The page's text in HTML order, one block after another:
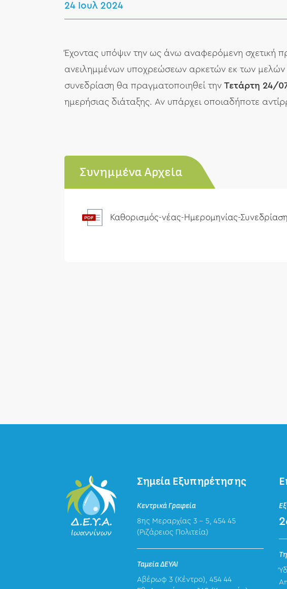
24 Ιουλ 2024
Έχοντας υπόψιν την ως άνω αναφερόμενη σχετική
ανειλημμένων υποχρεώσεων αρκετών εκ των μελών
συνεδρίαση θα πραγματοποιηθεί την Τετάρτη 24/
ημερήσιας διάταξης. Αν υπάρχει οποιαδήποτε
Συνημμένα Αρχεία
Καθορισμός-νέας-Ημερομηνίας-
Σημεία Εξυπηρέτησης
Κεντρικά Γραφεία
8ης Μεραρχίας 3 – 5, 454 45
(Ριζάρειος Πολιτεία)
Ταμεία ΔΕΥΑΙ
Αβέρωφ 3 (Κέντρο), 454 44